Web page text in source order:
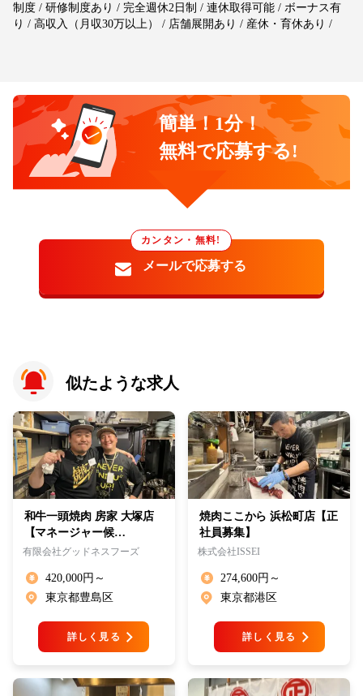
制度 / 研修制度あり / 完全週休2日制 / 連休取得可能 / ボーナス有
り / 高収入（月収30万以上） / 店舗展開あり / 産休・育休あり /
簡単！1分！
無料で応募する!
カンタン・無料!
似たような求人
和牛一頭焼肉 房家 大塚店
【マネージャー候…
有限会社グッドネスフーズ
420,000円～
東京都豊島区
詳しく見る
焼肉ここから 浜松町店【正
社員募集】
株式会社ISSEI
274,600円～
東京都港区
詳しく見る